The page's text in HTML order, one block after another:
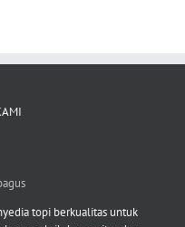
topi berkualitas untuk